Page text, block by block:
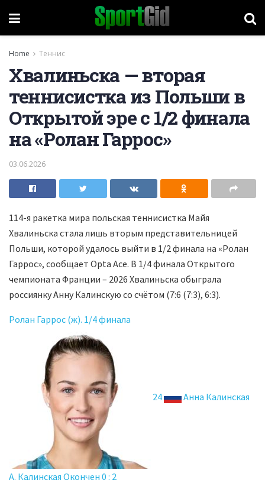
Home Теннис
Хвалиньска — вторая
теннисистка из Польши в
Открытой эре с 1/2 финала
на «Ролан Гаррос»
03.06.2026
114-я ракетка мира польская теннисистка Майя
Хвалиньска стала лишь вторым представительницей
Польши, которой удалось выйти в 1/2 финала на «Ролан
Гаррос», сообщает Opta Ace. В 1/4 финала Открытого
чемпионата Франции – 2026 Хвалиньска обыграла
россиянку Анну Калинскую со счётом (7:6 (7:3), 6:3).
Ролан Гаррос (ж). 1/4 финала
24 Анна Калинская
А. Калинская Окончен 0 : 2